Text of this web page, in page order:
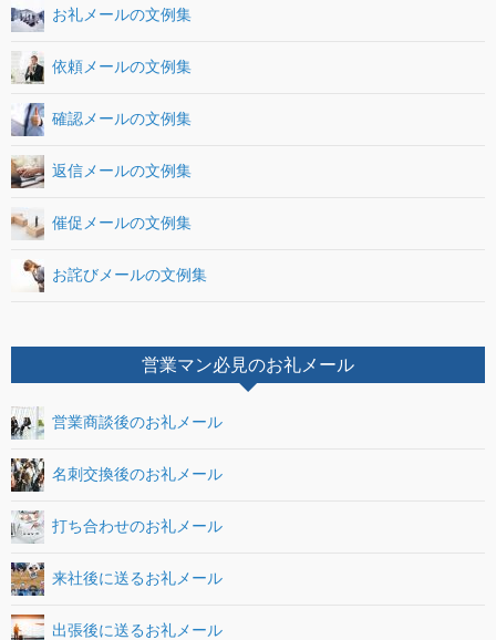
お礼メールの文例集
依頼メールの文例集
確認メールの文例集
返信メールの文例集
催促メールの文例集
お詫びメールの文例集
営業マン必見のお礼メール
営業商談後のお礼メール
名刺交換後のお礼メール
打ち合わせのお礼メール
来社後に送るお礼メール
出張後に送るお礼メール